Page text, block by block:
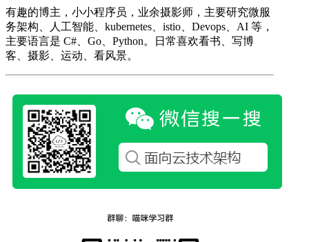
有趣的博主，小小程序员，业余摄影师，主要研究微服
务架构、人工智能、kubernetes、istio、Devops、AI 等，
主要语言是 C#、Go、Python。日常喜欢看书、写博
客、摄影、运动、看风景。